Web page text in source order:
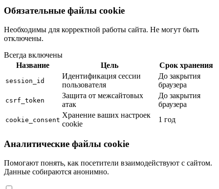
Обязательные файлы cookie
Необходимы для корректной работы сайта. Не могут быть
отключены.
Всегда включены
Название
Цель Срок хранения
session_id
Идентификация сессии
пользователя
До закрытия
браузера
csrf_token
Защита от межсайтовых
атак
До закрытия
браузера
cookie_consent
Хранение ваших настроек
cookie
1 год
Аналитические файлы cookie
Помогают понять, как посетители взаимодействуют с сайтом.
Данные собираются анонимно.